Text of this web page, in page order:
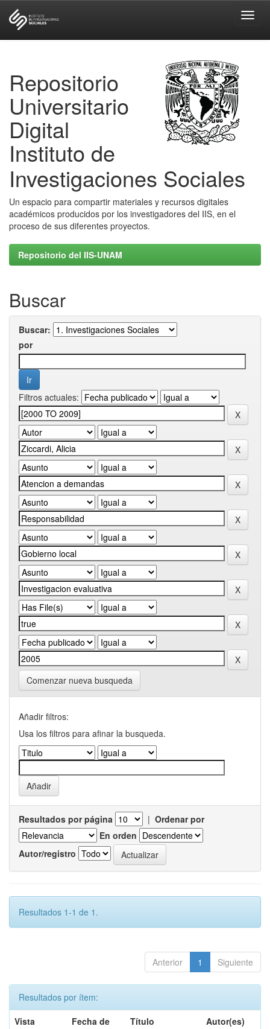
Repositorio
Universitario
Digital
Instituto de
Investigaciones Sociales
Un espacio para compartir materiales y recursos digitales
académicos producidos por los investigadores del IIS, en el
proceso de sus diferentes proyectos.
Repositorio del IIS-UNAM
Buscar
Buscar:
por
Filtros actuales:
Comenzar nueva busqueda
Añadir filtros:
Usa los filtros para afinar la busqueda.
Resultados por página | Ordenar por
En orden
Autor/registro
Resultados 1-1 de 1.
Anterior 1 Siguiente
Resultados por ítem:
Vista
Fecha de
Título Autor(es)